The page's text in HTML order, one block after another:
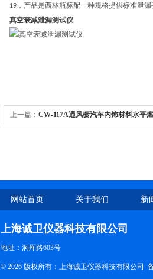
19 ，产品是西林瓶标配一种规格提供标准泄漏
真空衰减泄漏测试仪
上一篇： CW-117A通风橱汽车内饰材料水平
网站首页 关于我们 新
上海诚卫仪器科技有限公司
地址：洞厍路603号
© 2026 版权所有：上海诚卫仪器科技有限公司